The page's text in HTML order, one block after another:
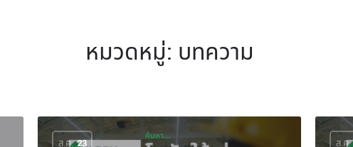
หมวดหมู่: บทความ
ส.ค. 23 ส.ค.